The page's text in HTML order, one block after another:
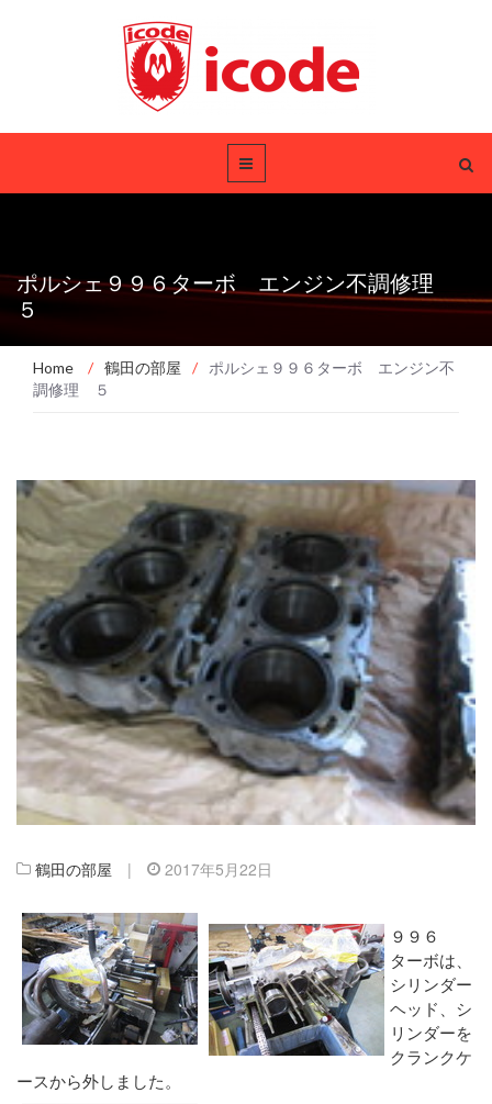
ポルシェ９９６ターボ エンジン不調修理
５
Home / 鶴田の部屋 /
ポルシェ９９６ターボ エンジン不
調修理 ５
鶴田の部屋 | 2017年5月22日
９９６
ターボは、
シリンダー
ヘッド、シ
リンダーを
クランクケ
ースから外しました。